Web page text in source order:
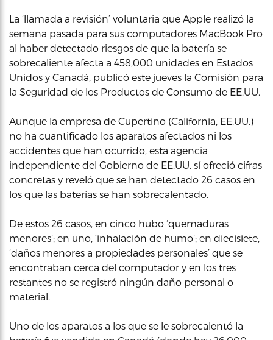
La ‘llamada a revisión’ voluntaria que Apple realizó la
semana pasada para sus computadores MacBook Pro
al haber detectado riesgos de que la batería se
sobrecaliente afecta a 458,000 unidades en Estados
Unidos y Canadá, publicó este jueves la Comisión para
la Seguridad de los Productos de Consumo de EE.UU.
Aunque la empresa de Cupertino (California, EE.UU.)
no ha cuantificado los aparatos afectados ni los
accidentes que han ocurrido, esta agencia
independiente del Gobierno de EE.UU. sí ofreció cifras
concretas y reveló que se han detectado 26 casos en
los que las baterías se han sobrecalentado.
De estos 26 casos, en cinco hubo ‘quemaduras
menores’; en uno, ‘inhalación de humo’; en diecisiete,
‘daños menores a propiedades personales’ que se
encontraban cerca del computador y en los tres
restantes no se registró ningún daño personal o
material.
Uno de los aparatos a los que se le sobrecalentó la